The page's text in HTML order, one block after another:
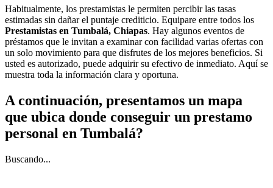
Habitualmente, los prestamistas le permiten percibir las tasas
estimadas sin dañar el puntaje crediticio. Equipare entre todos los
Prestamistas en Tumbalá, Chiapas. Hay algunos eventos de
préstamos que le invitan a examinar con facilidad varias ofertas con
un solo movimiento para que disfrutes de los mejores beneficios. Si
usted es autorizado, puede adquirir su efectivo de inmediato. Aquí se
muestra toda la información clara y oportuna.
A continuación, presentamos un mapa
que ubica donde conseguir un prestamo
personal en Tumbalá?
Buscando...